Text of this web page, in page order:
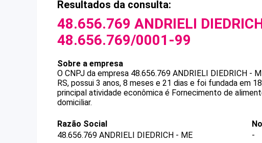
Resultados da consulta:
48.656.769 ANDRIELI
48.656.769/0001-99
Sobre a empresa
O CNPJ da empresa 48.656.769 ANDRIELI DIEDRICH -
RS, possui 3 anos, 8 meses e 21 dias e foi fundada em
principal atividade econômica é Fornecimento de
domiciliar.
Razão Social
48.656.769 ANDRIELI DIEDRICH - ME
-